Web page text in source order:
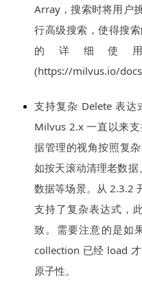
Array，搜索时将用户
行高级搜索，使得搜
的详细使
(https://milvus.io/
支持复杂 Delete 表达
Milvus 2.x 一直以来
据管理的视角按照复
如按天滚动清理老数据
数据等场景。从 2.3.2
支持了复杂表达式，
致。需要注意的是如
collection 已经 load
原子性。